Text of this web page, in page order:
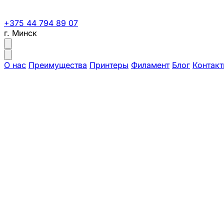
+375 44 794 89 07
г. Минск
О нас Преимущества Принтеры Филамент Блог